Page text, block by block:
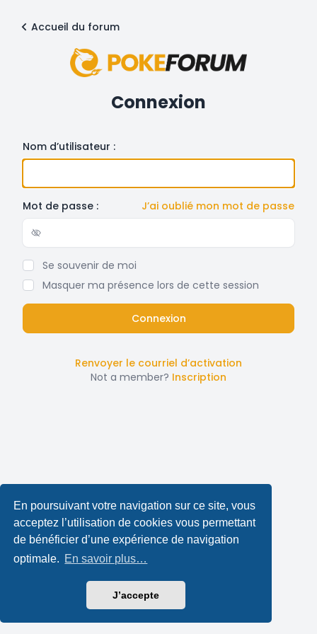
En poursuivant votre navigation sur ce site, vous
acceptez l’utilisation de cookies vous permettant
de bénéficier d’une expérience de navigation
optimale. En savoir plus…
J’accepte
Accueil du forum
Connexion
Nom d’utilisateur :
Mot de passe : J’ai oublié mon mot de passe
Show/hide password
Se souvenir de moi
Masquer ma présence lors de cette session
Renvoyer le courriel d’activation
Not a member? Inscription